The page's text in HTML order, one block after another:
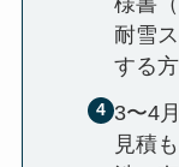
耐雪
する
3〜4
見積